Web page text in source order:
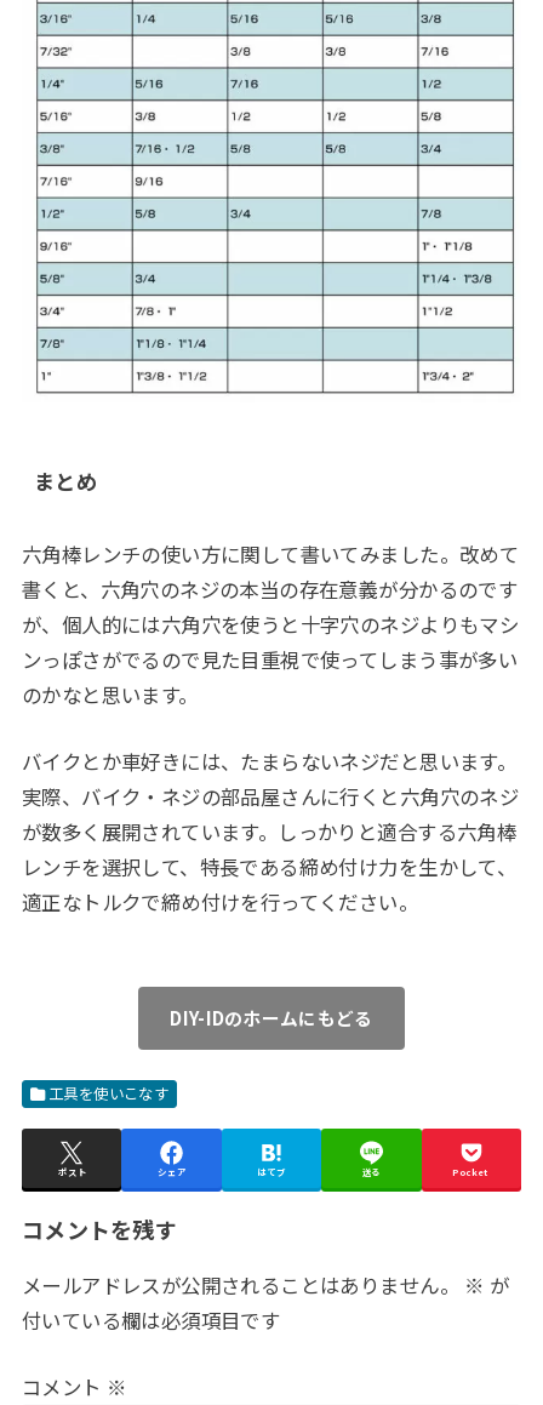
まとめ
六角棒レンチの使い方に関して書いてみました。改めて
書くと、六角穴のネジの本当の存在意義が分かるのです
が、個人的には六角穴を使うと十字穴のネジよりもマシ
ンっぽさがでるので見た目重視で使ってしまう事が多い
のかなと思います。
バイクとか車好きには、たまらないネジだと思います。
実際、バイク・ネジの部品屋さんに行くと六角穴のネジ
が数多く展開されています。しっかりと適合する六角棒
レンチを選択して、特長である締め付け力を生かして、
適正なトルクで締め付けを行ってください。
DIY-IDのホームにもどる
工具を使いこなす
ポスト シェア はてブ 送る Pocket
コメントを残す
メールアドレスが公開されることはありません。 ※ が
付いている欄は必須項目です
コメント ※